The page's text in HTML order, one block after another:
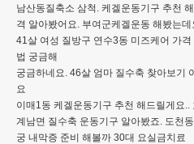
남산동질축소 삼척. 케겔운동기구 추천
격 알아봤어요. 부여군케겔운동 해봤는데
41살 여성 질방구 연수3동 미즈케어 가
법 궁금해
궁금하네요. 46살 엄마 질수축 찾아보기
요
이매1동 케겔운동기구 추천 해드릴게요..
계남면 질수축 운동기구 알아봤죠. 도천
궁 내막증 준비 해볼까 30대 요실금치료